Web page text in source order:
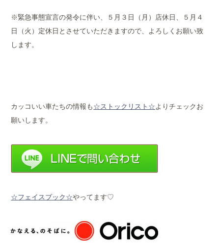
※緊急事態宣言の発令に伴い、５月３日（月）店休日、５月４
日（火）定休日とさせていただきますので、よろしくお願い致
します。
カッコいい車たちの情報も☆ストックリスト☆よりチェックお
願いします。
☆フェイスブック☆やってます♡